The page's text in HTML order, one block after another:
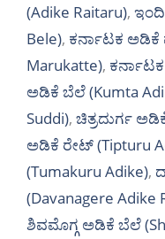
(Adike Raitaru),
Bele), ಕರ್ನಾಟಕ ಅಡಿಕೆ
Marukatte), ಕರ್ನಾಟಕ
ಅಡಿಕೆ ಬೆಲೆ (Kumta
Suddi), ಚಿತ್ರದುರ್ಗ
ಅಡಿಕೆ ರೇಟ್ (Tipturu
(Tumakuru Adike),
(Davanagere Adike
ಶಿವಮೊಗ್ಗ ಅಡಿಕೆ ಬೆಲೆ